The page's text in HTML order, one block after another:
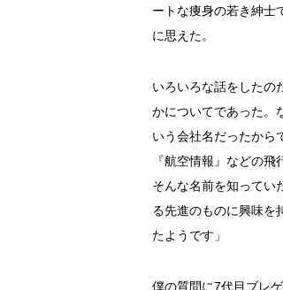
ートな痩身の若き紳士
に思えた。
いろいろな話をしたの
かについてであった。
いう会社名だったから
『航空情報』などの
そんな名前を知ってい
る先進のものに興味を
たようです」
僕の質問に7代目ブレ